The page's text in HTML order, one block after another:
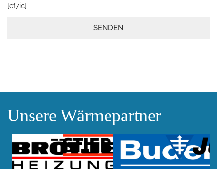
Please leave this field empty.
[cf7ic]
Unsere Wärmepartner